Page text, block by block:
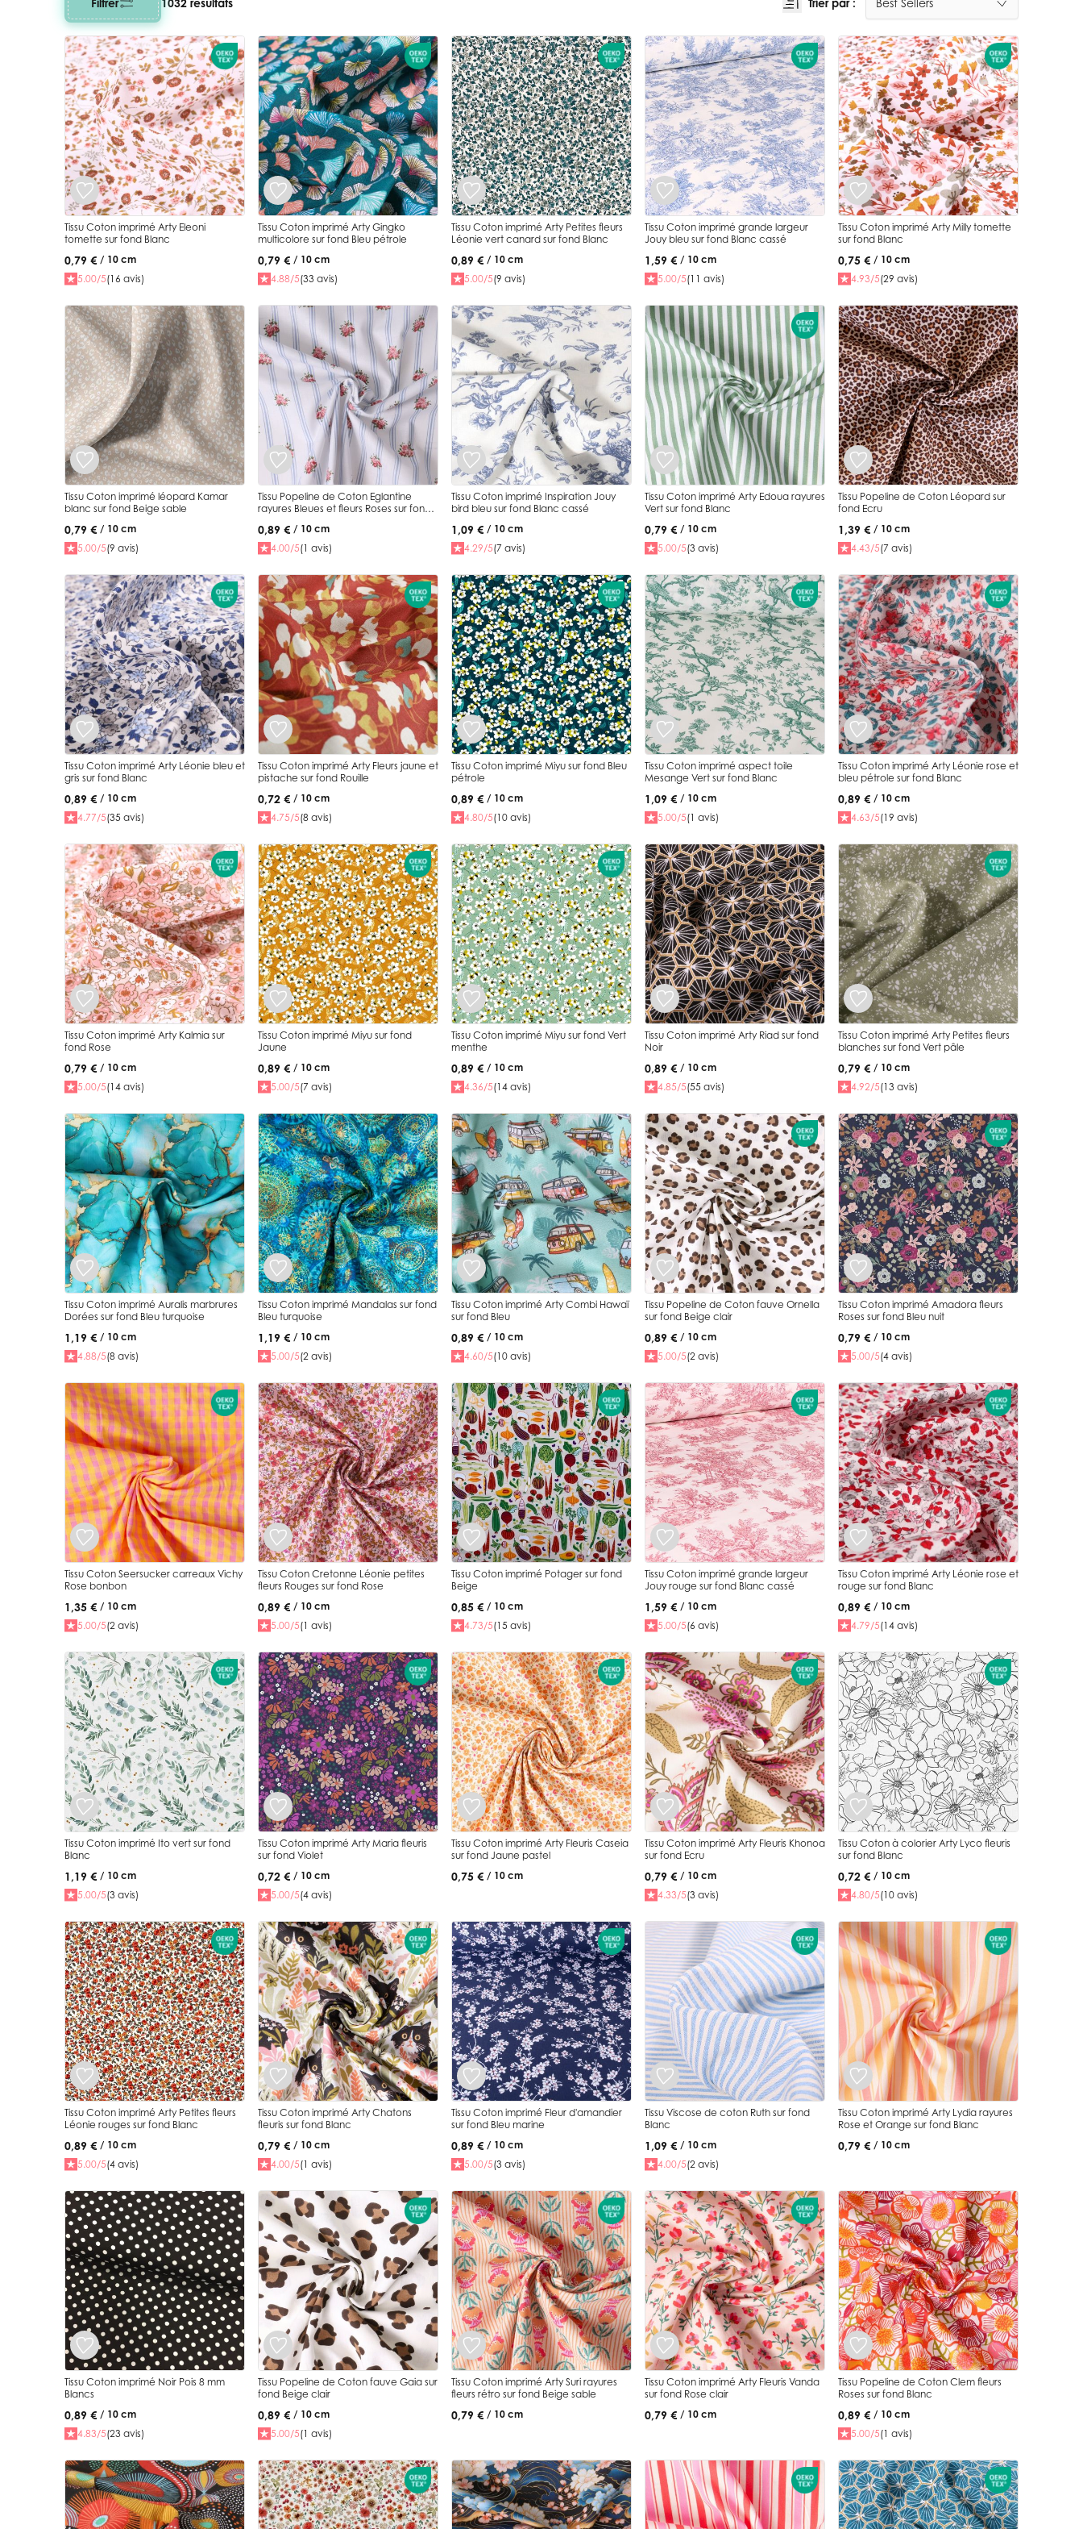
Filtrer 1032 résultats Trier par :
Tissu Coton imprimé Arty Eleoni
tomette sur fond Blanc
0,79 € / 10 cm
5.00/5(16 avis)
Tissu Coton imprimé Arty Gingko
multicolore sur fond Bleu pétrole
0,79 € / 10 cm
4.88/5(33 avis)
Tissu Coton imprimé Arty Petites fleurs
Léonie vert canard sur fond Blanc
0,89 € / 10 cm
5.00/5(9 avis)
Tissu Coton imprimé grande largeur
Jouy bleu sur fond Blanc cassé
1,59 € / 10 cm
5.00/5(11 avis)
Tissu Coton imprimé Arty Milly tomette
sur fond Blanc
0,75 € / 10 cm
4.93/5(29 avis)
Tissu Coton imprimé léopard Kamar
blanc sur fond Beige sable
0,79 € / 10 cm
5.00/5(9 avis)
Tissu Popeline de Coton Eglantine
rayures Bleues et fleurs Roses sur fond
0,89 € / 10 cm
4.00/5(1 avis)
Tissu Coton imprimé Inspiration Jouy
bird bleu sur fond Blanc cassé
1,09 € / 10 cm
4.29/5(7 avis)
Tissu Coton imprimé Arty Edoua rayures
Vert sur fond Blanc
0,79 € / 10 cm
5.00/5(3 avis)
Tissu Popeline de Coton Léopard sur
fond Ecru
1,39 € / 10 cm
4.43/5(7 avis)
Tissu Coton imprimé Arty Léonie bleu et
gris sur fond Blanc
0,89 € / 10 cm
4.77/5(35 avis)
Tissu Coton imprimé Arty Fleurs jaune et
pistache sur fond Rouille
0,72 € / 10 cm
4.75/5(8 avis)
Tissu Coton imprimé Miyu sur fond Bleu
pétrole
0,89 € / 10 cm
4.80/5(10 avis)
Tissu Coton imprimé aspect toile
Mesange Vert sur fond Blanc
1,09 € / 10 cm
5.00/5(1 avis)
Tissu Coton imprimé Arty Léonie rose et
bleu pétrole sur fond Blanc
0,89 € / 10 cm
4.63/5(19 avis)
Tissu Coton imprimé Arty Kalmia sur
fond Rose
0,79 € / 10 cm
5.00/5(14 avis)
Tissu Coton imprimé Miyu sur fond
Jaune
0,89 € / 10 cm
5.00/5(7 avis)
Tissu Coton imprimé Miyu sur fond Vert
menthe
0,89 € / 10 cm
4.36/5(14 avis)
Tissu Coton imprimé Arty Riad sur fond
Noir
0,89 € / 10 cm
4.85/5(55 avis)
Tissu Coton imprimé Arty Petites fleurs
blanches sur fond Vert pâle
0,79 € / 10 cm
4.92/5(13 avis)
Tissu Coton imprimé Auralis marbrures
Dorées sur fond Bleu turquoise
1,19 € / 10 cm
4.88/5(8 avis)
Tissu Coton imprimé Mandalas sur fond
Bleu turquoise
1,19 € / 10 cm
5.00/5(2 avis)
Tissu Coton imprimé Arty Combi Hawaï
sur fond Bleu
0,89 € / 10 cm
4.60/5(10 avis)
Tissu Popeline de Coton fauve Ornella
sur fond Beige clair
0,89 € / 10 cm
5.00/5(2 avis)
Tissu Coton imprimé Amadora fleurs
Roses sur fond Bleu nuit
0,79 € / 10 cm
5.00/5(4 avis)
Tissu Coton Seersucker carreaux Vichy
Rose bonbon
1,35 € / 10 cm
5.00/5(2 avis)
Tissu Coton Cretonne Léonie petites
fleurs Rouges sur fond Rose
0,89 € / 10 cm
5.00/5(1 avis)
Tissu Coton imprimé Potager sur fond
Beige
0,85 € / 10 cm
4.73/5(15 avis)
Tissu Coton imprimé grande largeur
Jouy rouge sur fond Blanc cassé
1,59 € / 10 cm
5.00/5(6 avis)
Tissu Coton imprimé Arty Léonie rose et
rouge sur fond Blanc
0,89 € / 10 cm
4.79/5(14 avis)
Tissu Coton imprimé Ito vert sur fond
Blanc
1,19 € / 10 cm
5.00/5(3 avis)
Tissu Coton imprimé Arty Maria fleuris
sur fond Violet
0,72 € / 10 cm
5.00/5(4 avis)
Tissu Coton imprimé Arty Fleuris Caseia
sur fond Jaune pastel
0,75 € / 10 cm
Tissu Coton imprimé Arty Fleuris Khonoa
sur fond Ecru
0,79 € / 10 cm
4.33/5(3 avis)
Tissu Coton à colorier Arty Lyco fleuris
sur fond Blanc
0,72 € / 10 cm
4.80/5(10 avis)
Tissu Coton imprimé Arty Petites fleurs
Léonie rouges sur fond Blanc
0,89 € / 10 cm
5.00/5(4 avis)
Tissu Coton imprimé Arty Chatons
fleuris sur fond Blanc
0,79 € / 10 cm
4.00/5(1 avis)
Tissu Coton imprimé Fleur d'amandier
sur fond Bleu marine
0,89 € / 10 cm
5.00/5(3 avis)
Tissu Viscose de coton Ruth sur fond
Blanc
1,09 € / 10 cm
4.00/5(2 avis)
Tissu Coton imprimé Arty Lydia rayures
Rose et Orange sur fond Blanc
0,79 € / 10 cm
Tissu Coton imprimé Noir Pois 8 mm
Blancs
0,89 € / 10 cm
4.83/5(23 avis)
Tissu Popeline de Coton fauve Gaia sur
fond Beige clair
0,89 € / 10 cm
5.00/5(1 avis)
Tissu Coton imprimé Arty Suri rayures
fleurs rétro sur fond Beige sable
0,79 € / 10 cm
Tissu Coton imprimé Arty Fleuris Vanda
sur fond Rose clair
0,79 € / 10 cm
Tissu Popeline de Coton Clem fleurs
Roses sur fond Blanc
0,89 € / 10 cm
5.00/5(1 avis)